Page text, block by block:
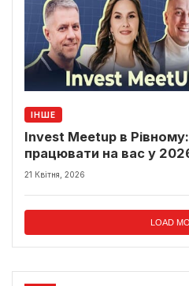
ІНШЕ
Invest Meetup в
працювати на вас у
21 Квітня, 2026
LOAD